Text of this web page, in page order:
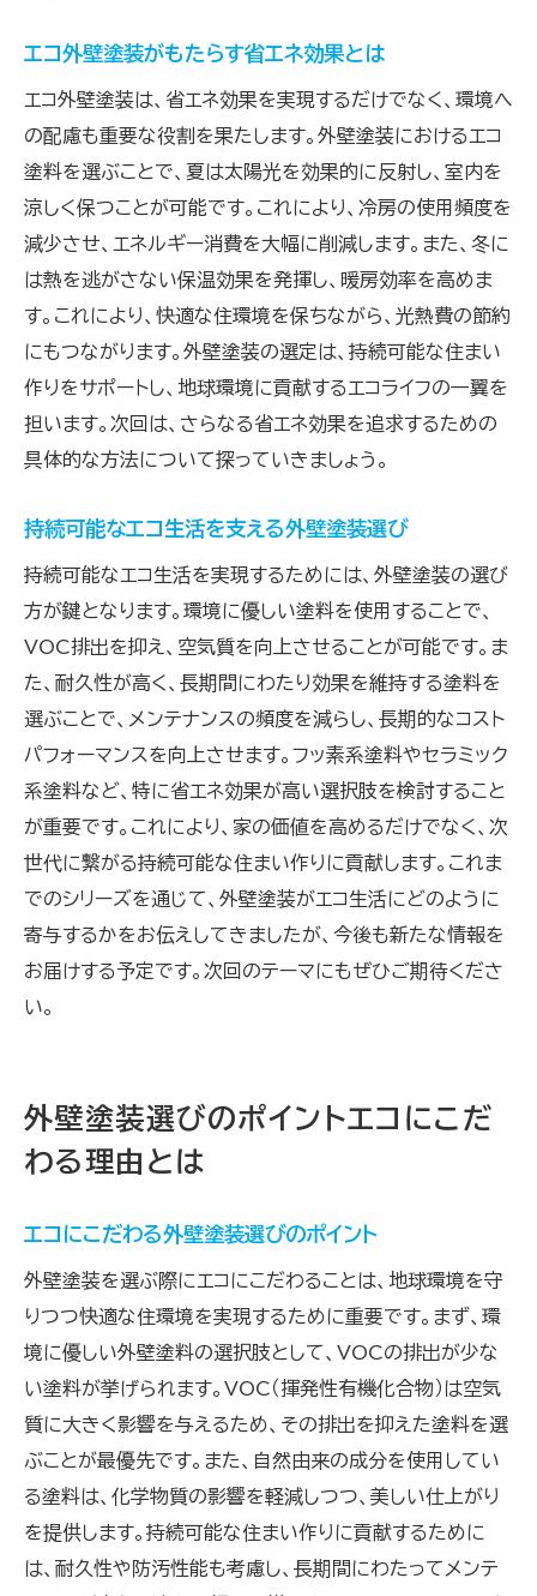
エコ外壁塗装がもたらす省エネ効果とは
エコ外壁塗装は、省エネ効果を実現するだけでなく、環境へ
の配慮も重要な役割を果たします。外壁塗装におけるエコ
塗料を選ぶことで、夏は太陽光を効果的に反射し、室内を
涼しく保つことが可能です。これにより、冷房の使用頻度を
減少させ、エネルギー消費を大幅に削減します。また、冬に
は熱を逃がさない保温効果を発揮し、暖房効率を高めま
す。これにより、快適な住環境を保ちながら、光熱費の節約
にもつながります。外壁塗装の選定は、持続可能な住まい
作りをサポートし、地球環境に貢献するエコライフの一翼を
担います。次回は、さらなる省エネ効果を追求するための
具体的な方法について探っていきましょう。
持続可能なエコ生活を支える外壁塗装選び
持続可能なエコ生活を実現するためには、外壁塗装の選び
方が鍵となります。環境に優しい塗料を使用することで、
VOC排出を抑え、空気質を向上させることが可能です。ま
た、耐久性が高く、長期間にわたり効果を維持する塗料を
選ぶことで、メンテナンスの頻度を減らし、長期的なコスト
パフォーマンスを向上させます。フッ素系塗料やセラミック
系塗料など、特に省エネ効果が高い選択肢を検討すること
が重要です。これにより、家の価値を高めるだけでなく、次
世代に繋がる持続可能な住まい作りに貢献します。これま
でのシリーズを通じて、外壁塗装がエコ生活にどのように
寄与するかをお伝えしてきましたが、今後も新たな情報を
お届けする予定です。次回のテーマにもぜひご期待くださ
い。
外壁塗装選びのポイントエコにこだ
わる理由とは
エコにこだわる外壁塗装選びのポイント
外壁塗装を選ぶ際にエコにこだわることは、地球環境を守
りつつ快適な住環境を実現するために重要です。まず、環
境に優しい外壁塗料の選択肢として、VOCの排出が少な
い塗料が挙げられます。VOC（揮発性有機化合物）は空気
質に大きく影響を与えるため、その排出を抑えた塗料を選
ぶことが最優先です。また、自然由来の成分を使用してい
る塗料は、化学物質の影響を軽減しつつ、美しい仕上がり
を提供します。持続可能な住まい作りに貢献するために
は、耐久性や防汚性能も考慮し、長期間にわたってメンテ